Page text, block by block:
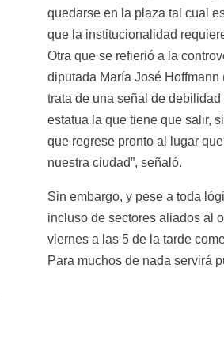
quedarse en la plaza tal cual
que la institucionalidad
Otra que se refierió a la
diputada María José
trata de una señal de
estatua la que tiene que salir,
que regrese pronto al lugar
nuestra ciudad”, señaló.
Sin embargo, y pese a toda
incluso de sectores aliados al
viernes a las 5 de la tarde
Para muchos de nada servirá